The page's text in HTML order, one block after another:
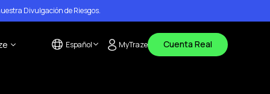
Divulgación de Riesgos.
Español MyTraze Cuenta Real